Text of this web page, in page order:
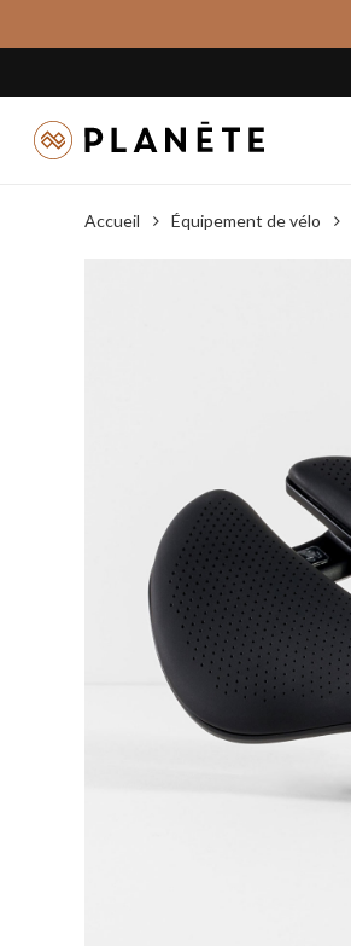
to
content
Accueil Équipement de vélo